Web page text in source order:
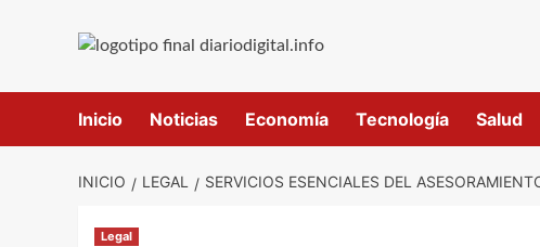
Inicio Noticias Economía Tecnología Salud
INICIO LEGAL SERVICIOS ESENCIALES DEL
Legal